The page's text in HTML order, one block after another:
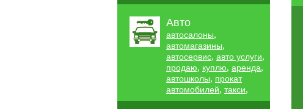
Авто
автосалоны,
автомагазины,
автосервис, авто услуги,
продаю, куплю, аренда,
автошколы, прокат
автомобилей, такси,